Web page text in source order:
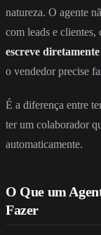
natureza. O agente
com leads e clientes,
escreve
o vendedor precise
É a diferença entre
ter um colaborador
automaticamente.
O Que um
Fazer